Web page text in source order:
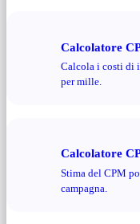
Calcolatore
Calcola i costi di
per mille.
Calcolatore
Stima del CPM
campagna.